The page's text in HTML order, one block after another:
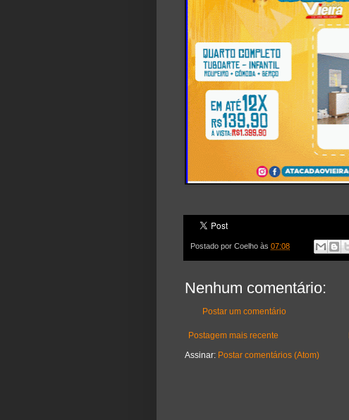
Postado por Coelho às 07:08
Nenhum comentário:
Postar um comentário
Postagem mais recente
Assinar: Postar comentários (Atom)